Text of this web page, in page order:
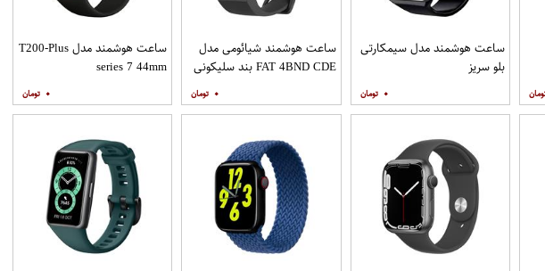
ساعت هوشمند مدل سیمکارتی
بلو سریز
۰
ساعت هوشمند شیائومی مدل
FAT 4BND CDE بند سلیکونی
۰
ساعت هوشمند مدل T200-Plus
series 7 44mm
۰